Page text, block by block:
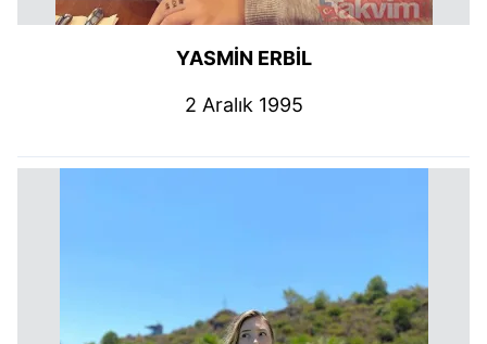
YASMİN ERBİL
2 Aralık 1995